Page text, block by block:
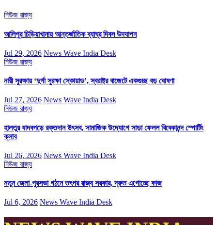
নিউজ রাজ্য
আলিপুর চিড়িয়াখানায় আন্তর্জাতিক ব্যাঘ্র দিবস উদযাপন
Jul 29, 2026 News Wave India Desk
নিউজ রাজ্য
নারী সুরক্ষায় ‘দুর্গা সুরক্ষা স্কোয়াড’, স্বরাষ্ট্র বাজেটে একগুচ্ছ বড় ঘোষণা
Jul 27, 2026 News Wave India Desk
নিউজ রাজ্য
হালতুর যাদবগড়ে রক্তদান উৎসব, সামাজিক উদ্যোগে সাড়া ফেলল বিবেকানন্দ স্পোর্টিং
ক্লাব
Jul 26, 2026 News Wave India Desk
নিউজ রাজ্য
নতুন জেলা-পুরসভা গঠনে তৎপর রাজ্য সরকার, দ্রুত এগোচ্ছে কাজ
Jul 6, 2026 News Wave India Desk